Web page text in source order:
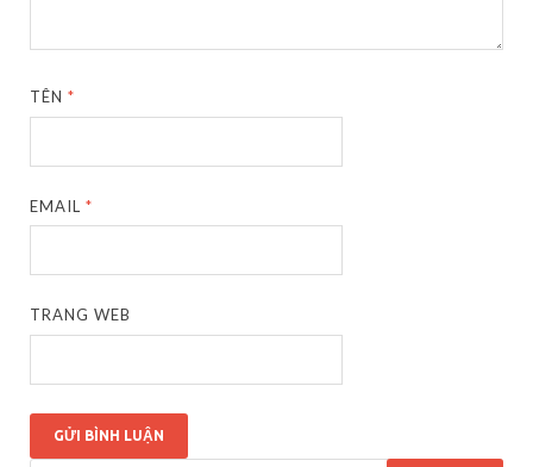
TÊN*
EMAIL*
TRANG WEB